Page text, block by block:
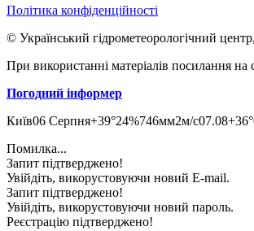
Політика конфіденційності
© Український гідрометеорологічний
При використанні матеріалів посилання на
Погодний інформер
Київ06 Серпня+39°24%746мм2м/c07.08+36°
Помилка...
Запит підтверджено!
Увійдіть, викорустовуючи новий E-mail.
Запит підтверджено!
Увійдіть, викорустовуючи новий пароль.
Реєстрацію підтверджено!